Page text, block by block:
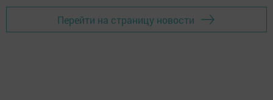
Перейти на страницу новости